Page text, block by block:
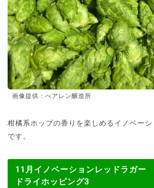
画像提供：べアレン醸造所
柑橘系ホップの香りを楽しめるイノベー
です。
11月イノベーションレッドラガー
ドライホッピング3